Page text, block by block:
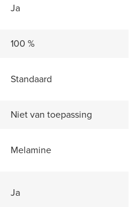
Ja
100 %
Standaard
Niet van toepassing
Melamine
Ja